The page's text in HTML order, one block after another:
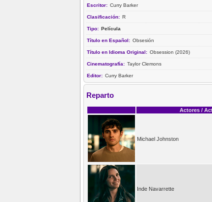
Escritor: Curry Barker
Clasificación: R
Tipo: Película
Título en Español: Obsesión
Título en Idioma Original: Obsession (2026)
Cinematografía: Taylor Clemons
Editor: Curry Barker
Reparto
Actores /
Michael Johnston
Inde Navarrette